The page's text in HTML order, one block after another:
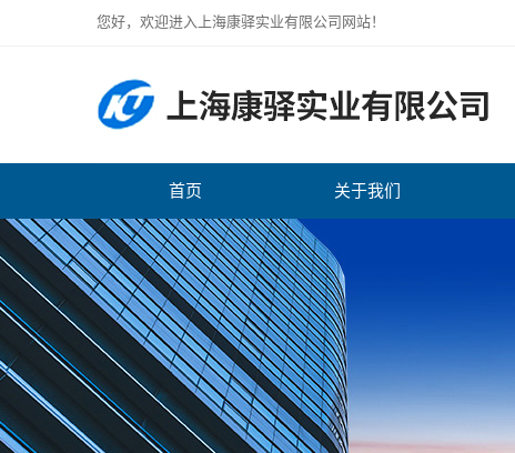
您好，欢迎进入上海康驿实业有限公司网站！
首页 关于我们